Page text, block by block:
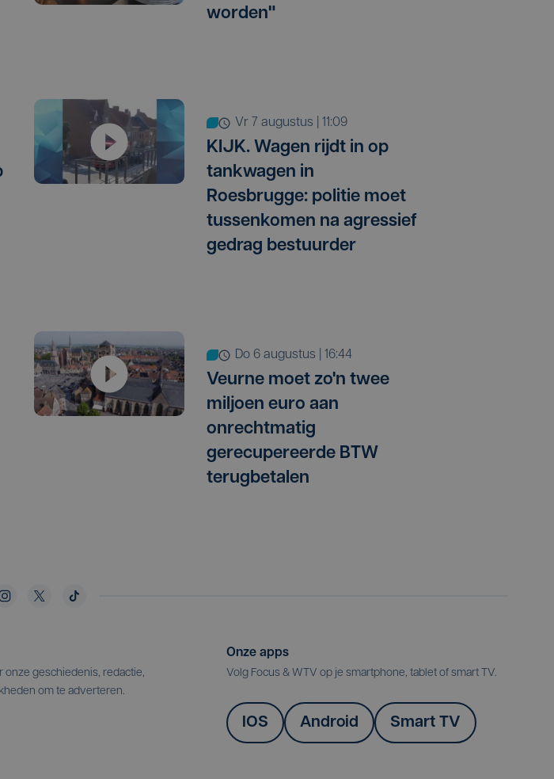
worden"
vr 7 augustus | 11:09
KIJK. Wagen rijdt in op
tankwagen in
Roesbrugge: politie moet
tussenkomen na agressief
gedrag bestuurder
do 6 augustus | 16:44
Veurne moet zo'n twee
miljoen euro aan
onrechtmatig
gerecupereerde BTW
terugbetalen
onze geschiedenis, redactie,
om te adverteren.
Onze apps
Volg Focus & WTV op je smartphone, tablet of smart TV.
IOS Android Smart TV